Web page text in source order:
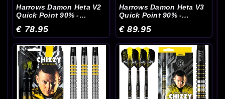
Harrows Damon Heta V2
Quick Point 90% -
€ 78.95
Harrows Damon Heta V3
Quick Point 90% -
€ 89.95